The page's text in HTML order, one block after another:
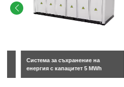
Система за съхранение на
енергия с капацитет 5 MWh